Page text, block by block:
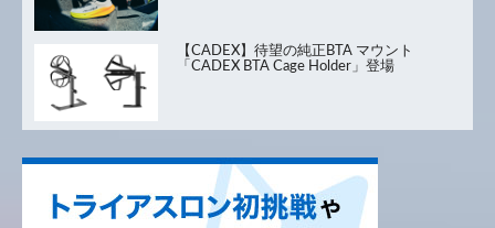
【CADEX】待望の純正BTA マウント
「CADEX BTA Cage Holder」登場